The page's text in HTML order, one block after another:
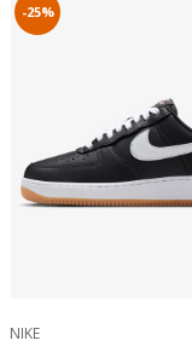
-25%
NIKE